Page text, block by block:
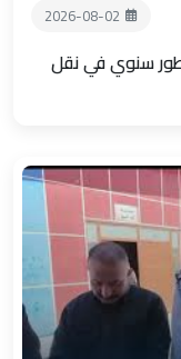
2026-08-02
سنوي في نقل